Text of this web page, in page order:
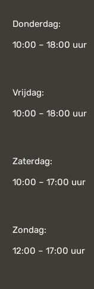
Donderdag:
10:00 – 18:00 uur
Vrijdag:
10:00 – 18:00 uur
Zaterdag:
10:00 – 17:00 uur
Zondag:
12:00 – 17:00 uur